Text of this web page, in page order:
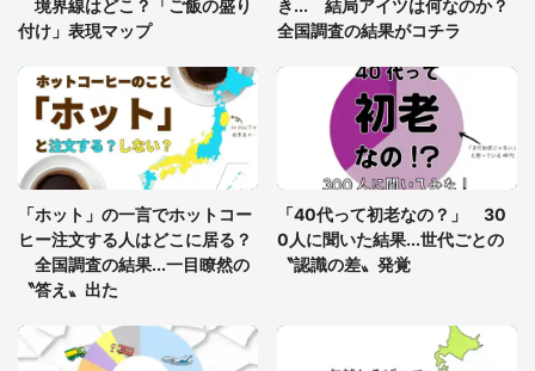
「○○がない街に住んでいます」住人の呟きに30万
人驚がく 何が存在しないか、あなたはわかる？
「修学旅行に途中参加する娘を送って行ったら、真
っ暗な道で遭難状態。なんとか見つけた民家に助け
を求めると、住人の男性が...」
境界線はどこ？「ご飯の盛り
付け」表現マップ
き... 結局アイツは何なのか？
全国調査の結果がコチラ
「ホット」の一言でホットコー
ヒー注文する人はどこに居る？
全国調査の結果...一目瞭然の
〝答え〟出た
「40代って初老なの？」 30
0人に聞いた結果...世代ごとの
〝認識の差〟発覚